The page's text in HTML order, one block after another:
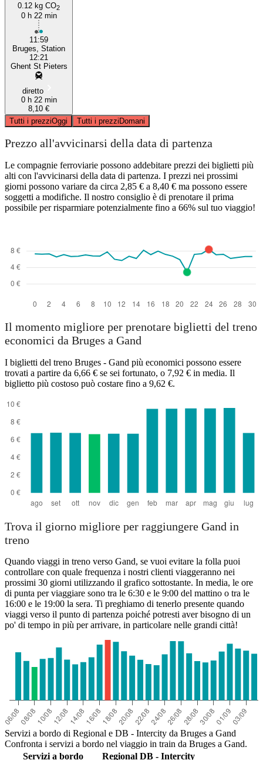
0.12 kg CO2
0 h 22 min
11:59
Bruges, Station
12:21
Ghent St Pieters
diretto
0 h 22 min
8,10 €
Tutti i prezziOggi Tutti i prezziDomani
Prezzo all'avvicinarsi della data di partenza
Le compagnie ferroviarie possono addebitare prezzi dei biglietti più
alti con l'avvicinarsi della data di partenza. I prezzi nei prossimi
giorni possono variare da circa 2,85 € a 8,40 € ma possono essere
soggetti a modifiche. Il nostro consiglio è di prenotare il prima
possibile per risparmiare potenzialmente fino a 66% sul tuo viaggio!
Il momento migliore per prenotare biglietti del treno
economici da Bruges a Gand
I biglietti del treno Bruges - Gand più economici possono essere
trovati a partire da 6,66 € se sei fortunato, o 7,92 € in media. Il
biglietto più costoso può costare fino a 9,62 €.
Trova il giorno migliore per raggiungere Gand in
treno
Quando viaggi in treno verso Gand, se vuoi evitare la folla puoi
controllare con quale frequenza i nostri clienti viaggeranno nei
prossimi 30 giorni utilizzando il grafico sottostante. In media, le ore
di punta per viaggiare sono tra le 6:30 e le 9:00 del mattino o tra le
16:00 e le 19:00 la sera. Ti preghiamo di tenerlo presente quando
viaggi verso il punto di partenza poiché potresti aver bisogno di un
po' di tempo in più per arrivare, in particolare nelle grandi città!
Servizi a bordo di Regional e DB - Intercity da Bruges a Gand
Confronta i servizi a bordo nel viaggio in train da Bruges a Gand.
Servizi a bordo
Regional DB - Intercity